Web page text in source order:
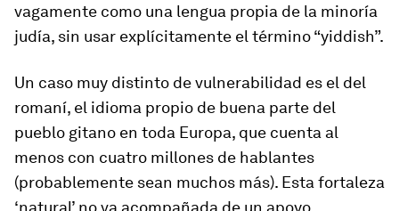
vagamente como una lengua propia de la minoría
judía, sin usar explícitamente el término “yiddish”.
Un caso muy distinto de vulnerabilidad es el del
romaní, el idioma propio de buena parte del
pueblo gitano en toda Europa, que cuenta al
menos con cuatro millones de hablantes
(probablemente sean muchos más). Esta fortaleza
‘natural’ no va acompañada de un apoyo